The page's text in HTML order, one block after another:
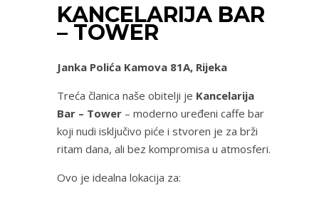
KANCELARIJA BAR
– TOWER
Janka Polića Kamova 81A, Rijeka
Treća članica naše obitelji je Kancelarija
Bar – Tower – moderno uređeni caffe bar
koji nudi isključivo piće i stvoren je za brži
ritam dana, ali bez kompromisa u atmosferi.
Ovo je idealna lokacija za: